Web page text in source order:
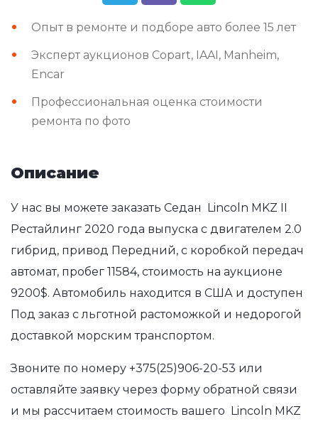
Опыт в ремонте и подборе авто более 15 лет
Эксперт аукционов Copart, IAAI, Manheim,
Encar
Профессиональная оценка стоимости
ремонта по фото
Описание
У нас вы можете заказать Седан Lincoln MKZ II
Рестайлинг 2020 года выпуска с двигателем 2.0
гибрид, привод Передний, с коробкой передач
автомат, пробег 11584, стоимость на аукционе
9200$. Автомобиль находится в США и доступен
Под заказ с льготной растоможкой и недорогой
доставкой морским транспортом.
Звоните по номеру +375(25)906-20-53 или
оставляйте заявку через форму обратной связи
и мы рассчитаем стоимость вашего Lincoln MKZ